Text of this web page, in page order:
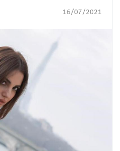
16/07/2021